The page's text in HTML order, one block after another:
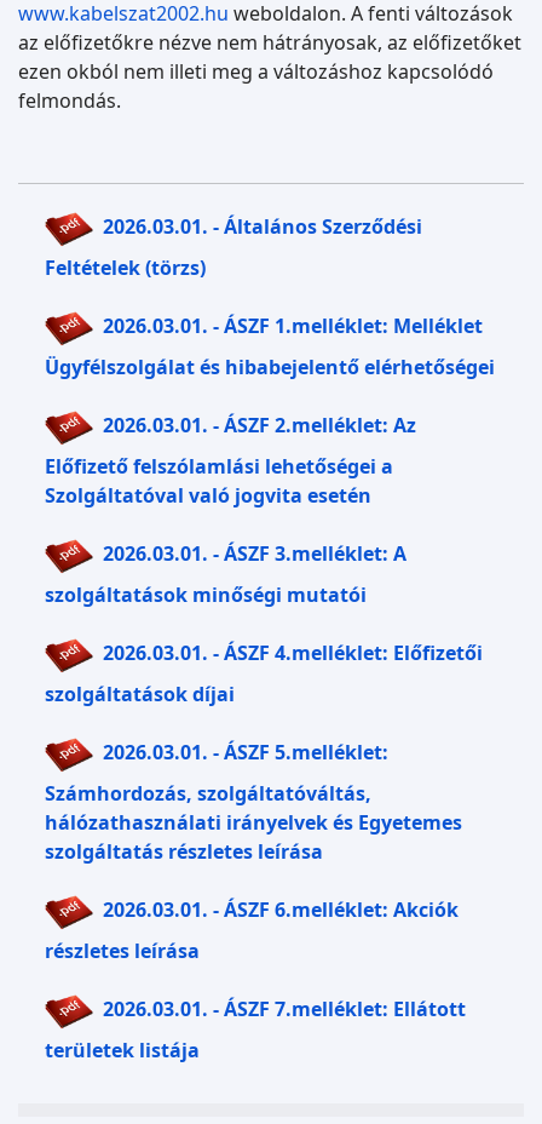
www.kabelszat2002.hu weboldalon. A fenti változások
az előfizetőkre nézve nem hátrányosak, az előfizetőket
ezen okból nem illeti meg a változáshoz kapcsolódó
felmondás.
2026.03.01. - Általános Szerződési
Feltételek (törzs)
2026.03.01. - ÁSZF 1.melléklet: Melléklet
Ügyfélszolgálat és hibabejelentő elérhetőségei
2026.03.01. - ÁSZF 2.melléklet: Az
Előfizető felszólamlási lehetőségei a
Szolgáltatóval való jogvita esetén
2026.03.01. - ÁSZF 3.melléklet: A
szolgáltatások minőségi mutatói
2026.03.01. - ÁSZF 4.melléklet: Előfizetői
szolgáltatások díjai
2026.03.01. - ÁSZF 5.melléklet:
Számhordozás, szolgáltatóváltás,
hálózathasználati irányelvek és Egyetemes
szolgáltatás részletes leírása
2026.03.01. - ÁSZF 6.melléklet: Akciók
részletes leírása
2026.03.01. - ÁSZF 7.melléklet: Ellátott
területek listája